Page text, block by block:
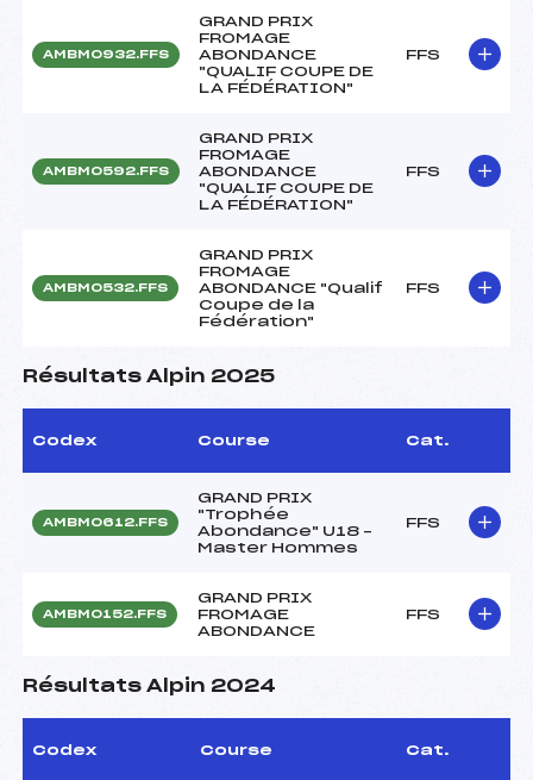
AMBM0932.FFS
GRAND PRIX
FROMAGE
ABONDANCE
"QUALIF COUPE DE
LA FÉDÉRATION"
FFS
AMBM0592.FFS
GRAND PRIX
FROMAGE
ABONDANCE
"QUALIF COUPE DE
LA FÉDÉRATION"
FFS
AMBM0532.FFS
GRAND PRIX
FROMAGE
ABONDANCE "Qualif
Coupe de la
Fédération"
FFS
Résultats Alpin 2025
Codex Course Cat.
AMBM0612.FFS
GRAND PRIX
"Trophée
Abondance" U18 –
Master Hommes
FFS
AMBM0152.FFS
GRAND PRIX
FROMAGE
ABONDANCE
FFS
Résultats Alpin 2024
Codex Course Cat.